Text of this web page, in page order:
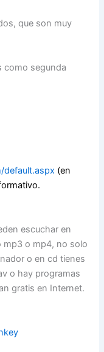
que son muy
como segunda
default.aspx (en
escuchar en
mp3 o mp4, no solo
o en cd tienes
o hay programas
gratis en Internet.